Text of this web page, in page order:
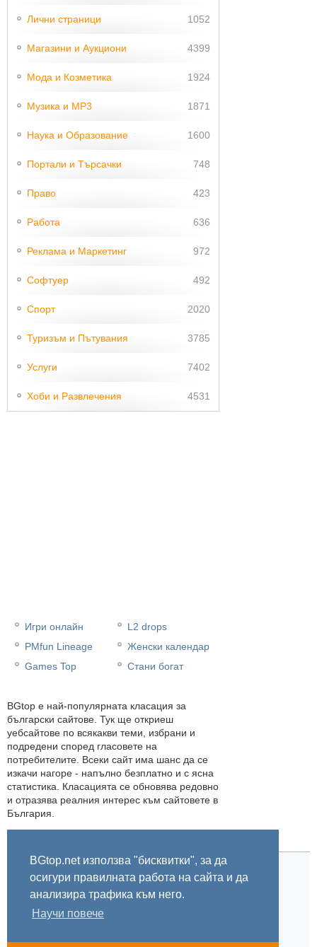
BGtop.net използва "бисквитки", за да
осигури правилната работа на сайта и да
анализира трафика към него.
Научи повече
Лични страници 1052
Магазини и Аукциони 4399
Мода и Козметика 1924
Музика и MP3 1871
Наука и Образование 1600
Портали и Търсачки 748
Право 423
Работа 636
Реклама и Маркетинг 972
Софтуер 492
Спорт 2020
Туризъм и Пътувания 3785
Услуги 7402
Хоби и Развлечения 4531
Игри онлайн
PMfun Lineage
Games Top
L2 drops
Женски календар
Стани богат
BGtop e най-популярната класация за
български сайтове. Тук ще откриеш
уебсайтове по всякакви теми, избрани и
подредени според гласовете на
потребителите. Всеки сайт има шанс да се
изкачи нагоре - напълно безплатно и с ясна
статистика. Класацията се обновява редовно
и отразява реалния интерес към сайтовете в
България.
Начало Правила За BGtop.net
Пишете ни
Линк за гласуване
Бисквитки Поверителност
© 2002-2026 BGtop.net